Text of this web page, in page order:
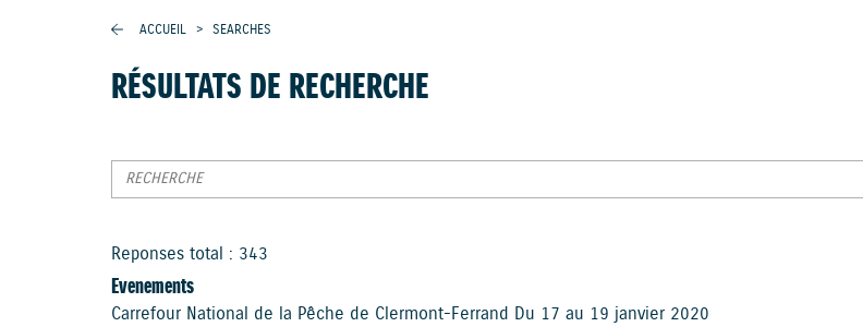
ACCUEIL > SEARCHES
RÉSULTATS DE RECHERCHE
Reponses total : 343
Evenements
Carrefour National de la Pêche de Clermont-Ferrand Du 17 au 19 janvier 2020